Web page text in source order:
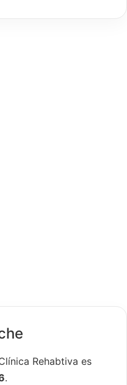
Rehabtiva es
.